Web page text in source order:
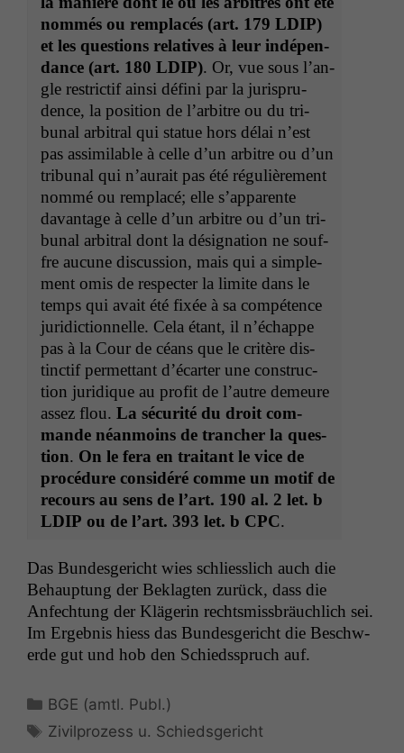
nom­més ou rem­placés (art. 179 LDIP)
et les ques­tions rel­a­tives à leur indépen­
dance (art. 180 LDIP). Or, vue sous l’an­
gle restric­tif ain­si défi­ni par la jurispru­
dence, la posi­tion de l’ar­bi­tre ou du tri­
bunal arbi­tral qui stat­ue hors délai n’est
pas assim­i­l­able à celle d’un arbi­tre ou d’un
tri­bunal qui n’au­rait pas été régulière­ment
nom­mé ou rem­placé; elle s’ap­par­ente
davan­tage à celle d’un arbi­tre ou d’un tri­
bunal arbi­tral dont la désig­na­tion ne souf­
fre aucune dis­cus­sion, mais qui a sim­ple­
ment omis de respecter la lim­ite dans le
temps qui avait été fixée à sa com­pé­tence
juri­dic­tion­nelle. Cela étant, il n’échappe
pas à la Cour de céans que le critère dis­
tinc­tif per­me­t­tant d’é­carter une con­struc­
tion juridique au prof­it de l’autre demeure
assez flou. La sécu­rité du droit com­
mande néan­moins de tranch­er la ques­
tion. On le fera en trai­tant le vice de
procé­dure con­sid­éré comme un motif de
recours au sens de l’art. 190 al. 2 let. b
LDIP ou de l’art. 393 let. b CPC.
Das Bun­des­gericht wies schliesslich auch die
Behaup­tung der Beklagten zurück, dass die
Anfech­tung der Klägerin rechtsmiss­bräuch­lich sei.
Im Ergeb­nis hiess das Bun­des­gericht die Beschw­
erde gut und hob den Schiedsspruch auf.
Kategorien
BGE (amtl. Publ.)
Schlagwörter
Zivilprozess u. Schiedsgericht
Funktionen auf
dieser Website
sind optional.
Wenn Sie
diese Option
deaktivieren,
kann die
Website nicht
zu 100%
funktionieren.
Marketing
Wir speichern
anonyme Daten ab,
um interne
marketingtechnische
Auswertungen
durchführen zu
uns, unsere Website
zu verbessern.